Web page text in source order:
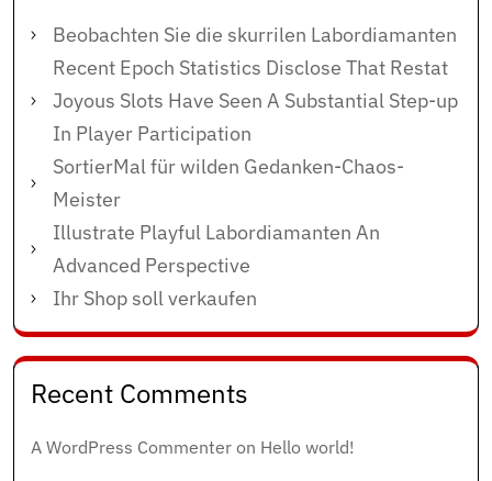
Beobachten Sie die skurrilen Labordiamanten
Recent Epoch Statistics Disclose That Restat
Joyous Slots Have Seen A Substantial Step-up
In Player Participation
SortierMal für wilden Gedanken-Chaos-
Meister
Illustrate Playful Labordiamanten An
Advanced Perspective
Ihr Shop soll verkaufen
Recent Comments
A WordPress Commenter on Hello world!